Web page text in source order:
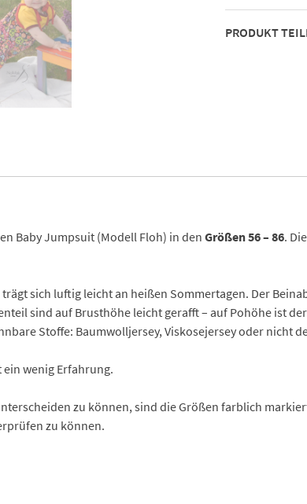
PRODUKT
Baby Jumpsuit (Modell Floh) in den Größen 56 – 86.
sich luftig leicht an heißen Sommertagen. Der
sind auf Brusthöhe leicht gerafft – auf Pohöhe ist
Stoffe: Baumwolljersey, Viskosejersey oder nicht
wenig Erfahrung.
zu können, sind die Größen farblich
zu können.